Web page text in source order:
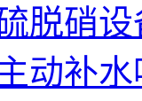
脱硝
动补水